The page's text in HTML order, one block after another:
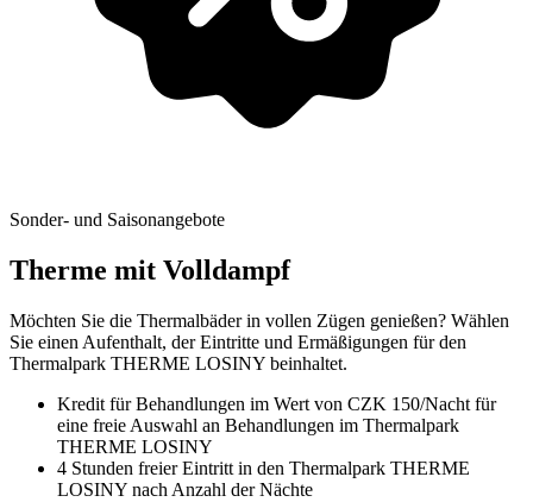
Sonder- und Saisonangebote
Therme mit Volldampf
Möchten Sie die Thermalbäder in vollen Zügen genießen? Wählen
Sie einen Aufenthalt, der Eintritte und Ermäßigungen für den
Thermalpark THERME LOSINY beinhaltet.
Kredit für Behandlungen im Wert von CZK 150/Nacht für
eine freie Auswahl an Behandlungen im Thermalpark
THERME LOSINY
4 Stunden freier Eintritt in den Thermalpark THERME
LOSINY nach Anzahl der Nächte